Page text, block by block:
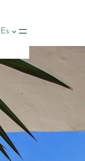
Es